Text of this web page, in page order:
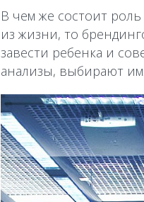
В чем же состоит
из жизни, то
завести ребенка и
анализы, выбирают